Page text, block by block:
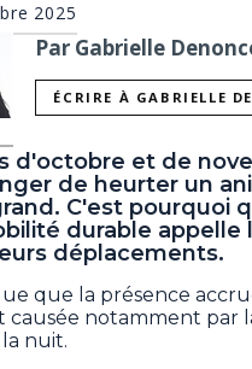
2025
Par Gabrielle
ÉCRIRE À GABRIELLE
d'octobre et de
de heurter un
C'est pourquoi
durable
déplacements.
que la présence
causée notamment par
nuit.